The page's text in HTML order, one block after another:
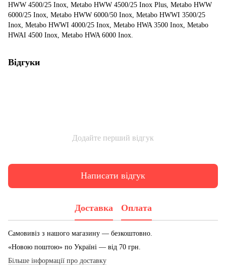
HWW 4500/25 Inox, Metabo HWW 4500/25 Inox Plus, Metabo HWW
6000/25 Inox, Metabo HWW 6000/50 Inox, Metabo HWWI 3500/25
Inox, Metabo HWWI 4000/25 Inox, Metabo HWA 3500 Inox, Metabo
HWAI 4500 Inox, Metabo HWA 6000 Inox.
Відгуки
Додайте перший відгук
Написати відгук
Доставка Оплата
Самовивіз з нашого магазину — безкоштовно.
«Новою поштою» по Україні — від 70 грн.
Більше інформації про доставку